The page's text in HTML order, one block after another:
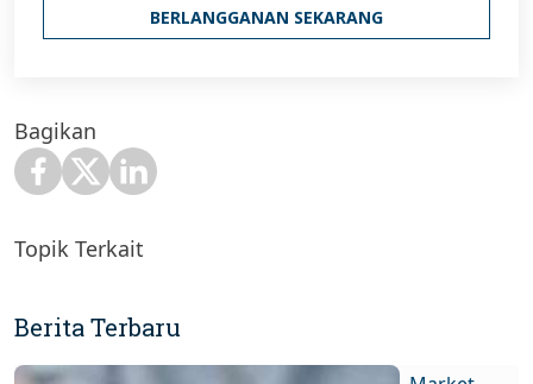
BERLANGGANAN SEKARANG
Bagikan
Topik Terkait
Berita Terbaru